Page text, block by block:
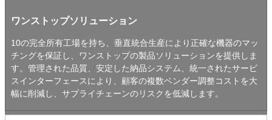
ワンストップソリューション
10の完全所有工場を持ち、垂直統合生産により正確な機器のマッ
チングを保証し、ワンストップの製品ソリューションを提供しま
す。管理された品質、安定した納品システム、統一されたサービ
スインターフェースにより、顧客の複数ベンダー調整コストを大
幅に削減し、サプライチェーンのリスクを低減します。